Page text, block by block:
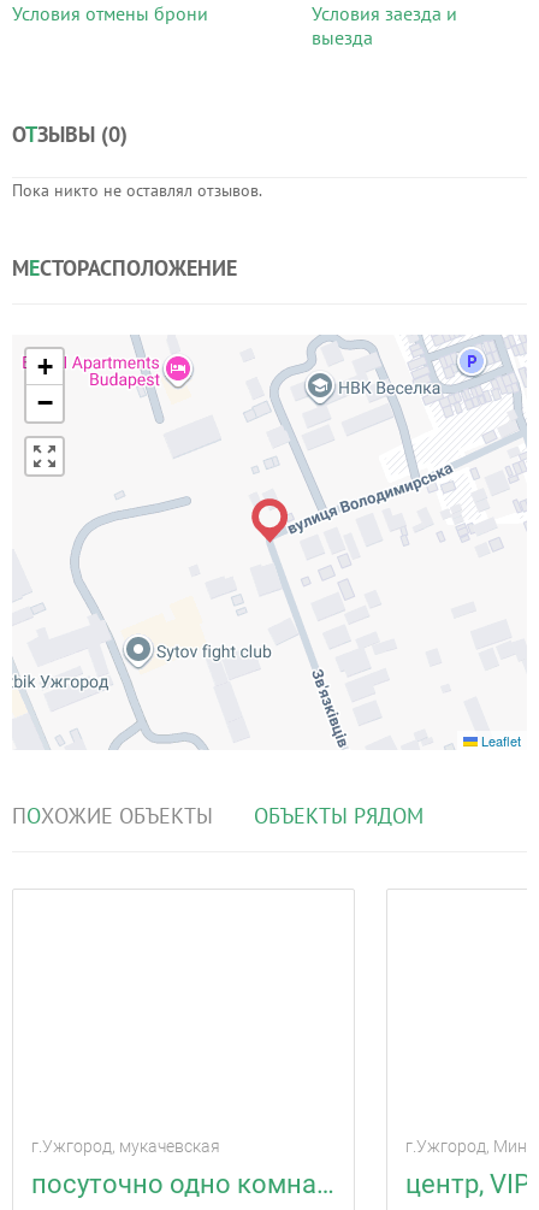
Условия отмены брони
Условия заезда и
выезда
ОТЗЫВЫ (0)
Пока никто не оставлял отзывов.
МЕСТОРАСПОЛОЖЕНИЕ
+
−
Leaflet
ПОХОЖИЕ ОБЪЕКТЫ ОБЪЕКТЫ РЯДОМ
г.Ужгород, мукачевская
посуточно одно комнатная квартира
г.Ужгород,
центр,